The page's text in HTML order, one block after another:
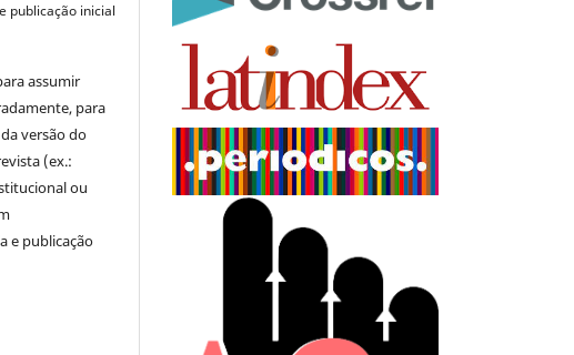
publicação inicial
assumir
para
versão do
(ex.:
ou
e publicação